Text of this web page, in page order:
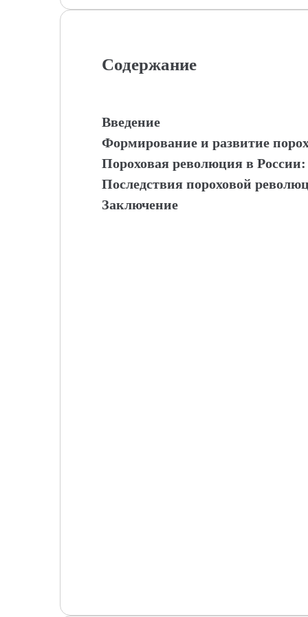
Содержание
Введение
Формирование и развитие
Пороховая революция в
Последствия пороховой
Заключение